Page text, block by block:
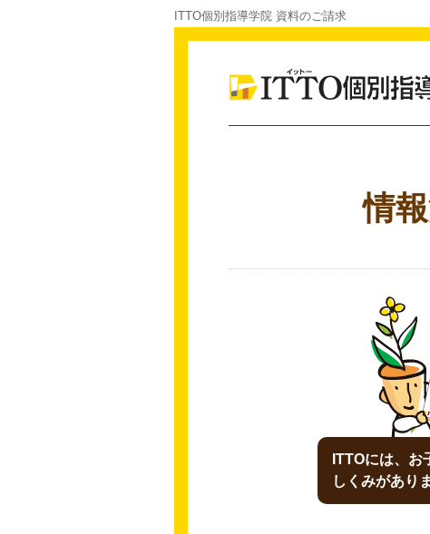
ITTO個別指導学院 資料のご請求
情
ITTOには、
しくみがあり